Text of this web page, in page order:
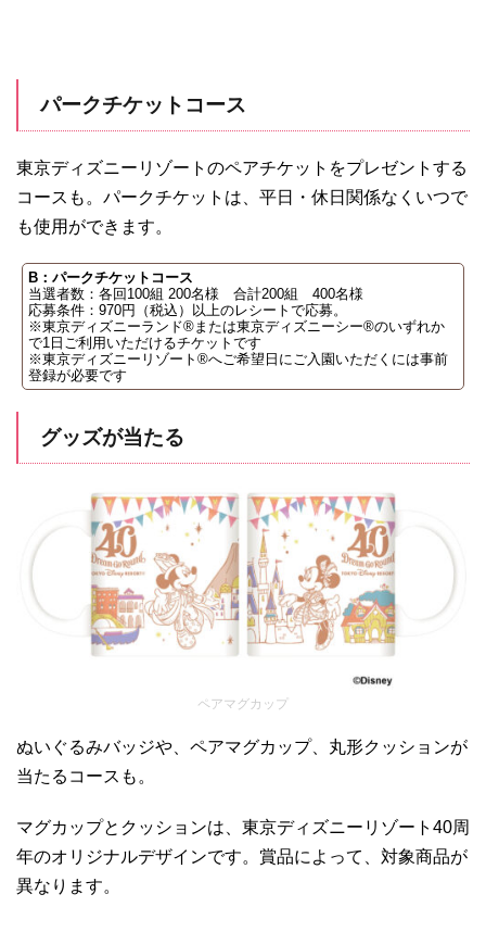
パークチケットコース
東京ディズニーリゾートのペアチケットをプレゼントする
コースも。パークチケットは、平日・休日関係なくいつで
も使用ができます。
B：パークチケットコース
当選者数：各回100組 200名様 合計200組 400名様
応募条件：970円（税込）以上のレシートで応募。
※東京ディズニーランド®または東京ディズニーシー®のいずれか
で1日ご利用いただけるチケットです
※東京ディズニーリゾート®へご希望日にご入園いただくには事前
登録が必要です
グッズが当たる
ペアマグカップ
ぬいぐるみバッジや、ペアマグカップ、丸形クッションが
当たるコースも。
マグカップとクッションは、東京ディズニーリゾート40周
年のオリジナルデザインです。賞品によって、対象商品が
異なります。